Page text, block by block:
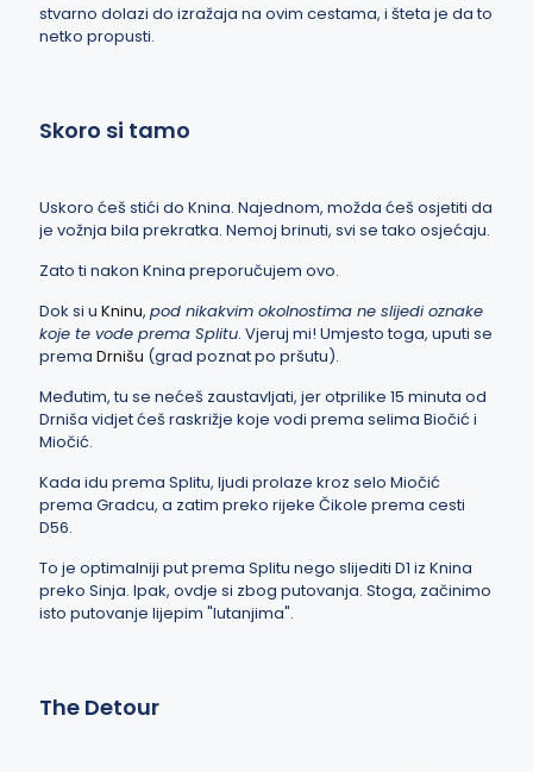
stvarno dolazi do izražaja na ovim cestama, i šteta je da to
netko propusti.
Skoro si tamo
Uskoro ćeš stići do Knina. Najednom, možda ćeš osjetiti da
je vožnja bila prekratka. Nemoj brinuti, svi se tako osjećaju.
Zato ti nakon Knina preporučujem ovo.
Dok si u Kninu, pod nikakvim okolnostima ne slijedi oznake
koje te vode prema Splitu. Vjeruj mi! Umjesto toga, uputi se
prema Drnišu (grad poznat po pršutu).
Međutim, tu se nećeš zaustavljati, jer otprilike 15 minuta od
Drniša vidjet ćeš raskrižje koje vodi prema selima Biočić i
Miočić.
Kada idu prema Splitu, ljudi prolaze kroz selo Miočić
prema Gradcu, a zatim preko rijeke Čikole prema cesti
D56.
To je optimalniji put prema Splitu nego slijediti D1 iz Knina
preko Sinja. Ipak, ovdje si zbog putovanja. Stoga, začinimo
isto putovanje lijepim "lutanjima".
The Detour